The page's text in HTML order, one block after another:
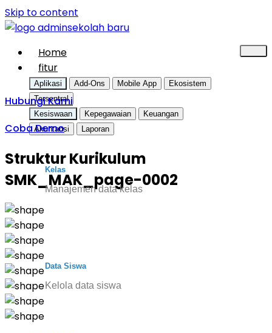
Skip to content
Home
fitur
Aplikasi Add-Ons Mobile App
Ekosistem
Tersentral
Kesiswaan
Kepegawaian
Keuangan
Akuntansi
Laporan
Kelas
Manajemen data kelas
Data Siswa
Kelola data siswa
Hubungi Kami
Coba Demo
Struktur Kurikulum
SMK_MAK_page-0002